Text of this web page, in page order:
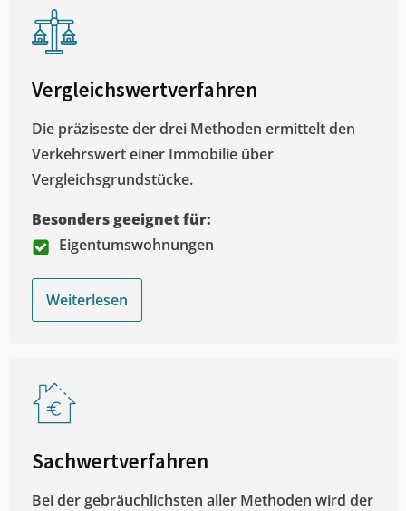
Vergleichswertverfahren
Die präziseste der drei Methoden ermittelt den
Verkehrswert einer Immobilie über
Vergleichsgrundstücke.
Besonders geeignet für:
Eigentumswohnungen
Weiterlesen
Sachwertverfahren
Bei der gebräuchlichsten aller Methoden wird der